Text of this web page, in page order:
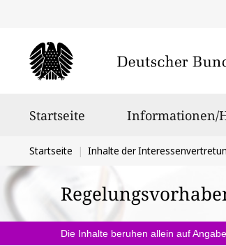
Startseite Informationen/
Sie
befinden
sich
hier:
Startseite Inhalte der
Die Inhalte beruhen allein auf